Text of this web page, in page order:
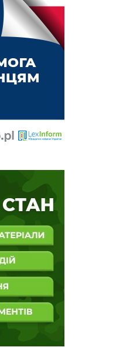
військовослужбовцем
для вирішення…
не обиратимуть до
психічного здоров’я
подали в Раду повторно
LEX
МОЛОДІ
народів України
їхніх
алкоголем та